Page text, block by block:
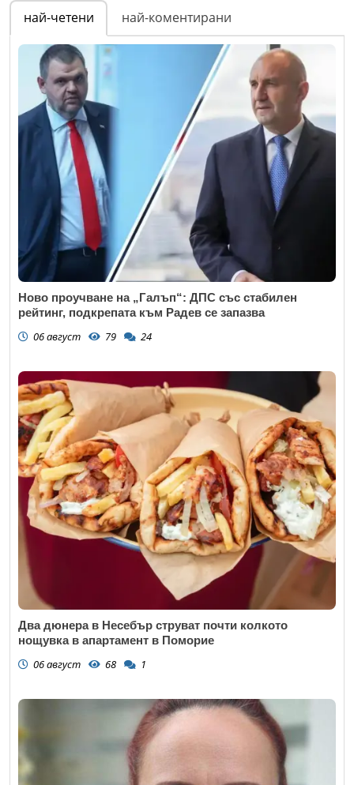
Коментар *
Откажи
Email
Коментар*
най-четени най-коментирани
Ново проучване на „Галъп“: ДПС със стабилен
рейтинг, подкрепата към Радев се запазва
06 август 79 24
Два дюнера в Несебър струват почти колкото
нощувка в апартамент в Поморие
06 август 68 1